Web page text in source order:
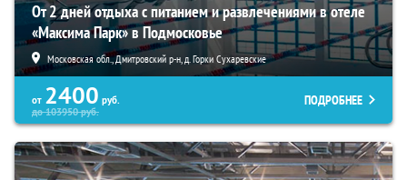
От 2 дней отдыха с питанием и развлечениями в отеле
«Максима Парк» в Подмосковье
Московская обл., Дмитровский р-н, д. Горки Сухаревские
от 2400 руб.
до103950руб.
ПОДРОБНЕЕ